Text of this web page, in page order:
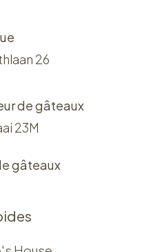
26
de gâteaux
23M
gâteaux